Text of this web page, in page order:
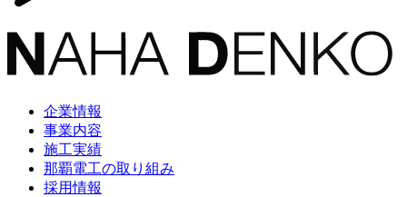
企業情報
事業内容
施工実績
那覇電工の取り組み
採用情報